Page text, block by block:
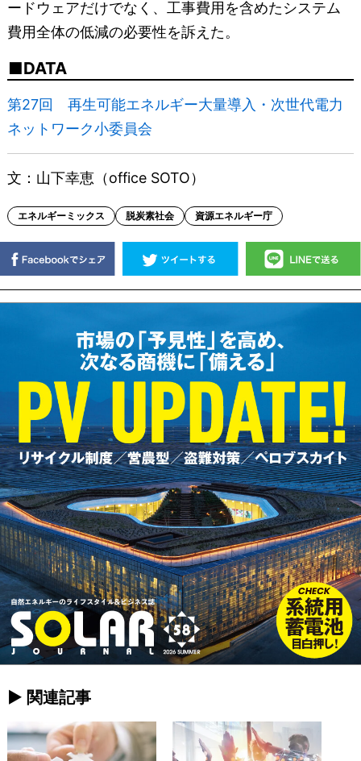
ードウェアだけでなく、工事費用を含めたシステム
費用全体の低減の必要性を訴えた。
DATA
第27回 再生可能エネルギー大量導入・次世代電力
ネットワーク小委員会
文：山下幸恵（office SOTO）
エネルギーミックス 脱炭素社会 資源エネルギー庁
► 関連記事